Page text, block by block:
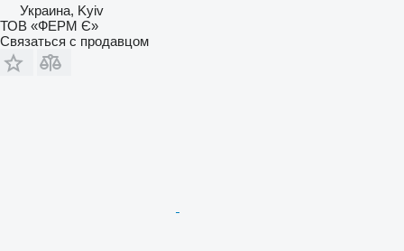
Украина, Kyiv
ТОВ «ФЕРМ Є»
Связаться с продавцом